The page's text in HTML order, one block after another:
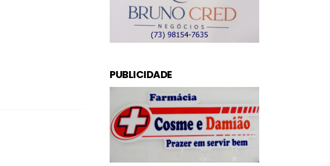
PUBLICIDADE